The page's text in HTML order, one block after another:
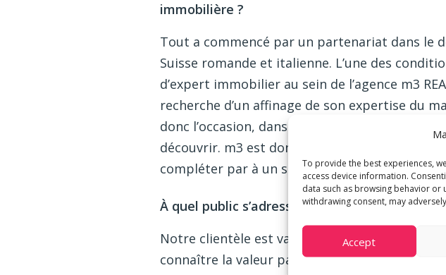
To provide the best experiences,
access device information.
data such as browsing behavior or
withdrawing consent, may
Accept
immobilière ?
Tout a commencé par un partenariat dans le
Suisse romande et italienne. L’une des
d’expert immobilier au sein de l’agence m3
recherche d’un affinage de son expertise du
donc l’occasion, dans cet esprit de
découvrir. m3 est donc animée d’une double
compléter par à un service en tant qu’expert
À quel public s’adressent vos services ?
Notre clientèle est variée. Nous comptons
connaître la valeur patrimoniale de leur bien,